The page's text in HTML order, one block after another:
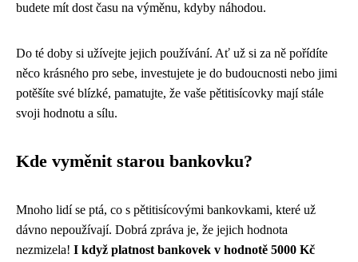
budete mít dost času na výměnu, kdyby náhodou.
Do té doby si užívejte jejich používání. Ať už si za ně pořídíte
něco krásného pro sebe, investujete je do budoucnosti nebo jimi
potěšíte své blízké, pamatujte, že vaše pětitisícovky mají stále
svoji hodnotu a sílu.
Kde vyměnit starou bankovku?
Mnoho lidí se ptá, co s pětitisícovými bankovkami, které už
dávno nepoužívají. Dobrá zpráva je, že jejich hodnota
nezmizela! I když platnost bankovek v hodnotě 5000 Kč